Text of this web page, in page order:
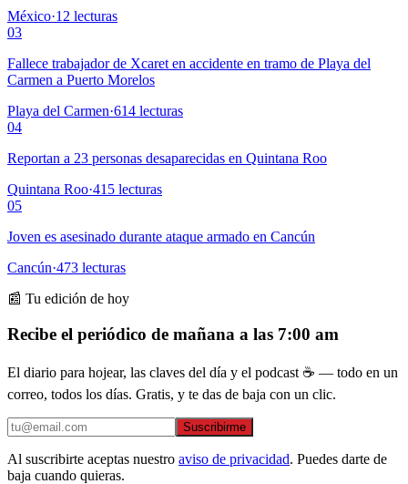
México·12 lecturas
03
Fallece trabajador de Xcaret en accidente en tramo de Playa del
Carmen a Puerto Morelos
Playa del Carmen·614 lecturas
04
Reportan a 23 personas desaparecidas en Quintana Roo
Quintana Roo·415 lecturas
05
Joven es asesinado durante ataque armado en Cancún
Cancún·473 lecturas
📰 Tu edición de hoy
Recibe el periódico de mañana a las 7:00 am
El diario para hojear, las claves del día y el podcast ☕ — todo en un
correo, todos los días. Gratis, y te das de baja con un clic.
Suscribirme
Al suscribirte aceptas nuestro aviso de privacidad. Puedes darte de
baja cuando quieras.